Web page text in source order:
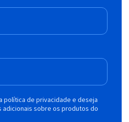
política de privacidade e deseja
sobre os produtos do